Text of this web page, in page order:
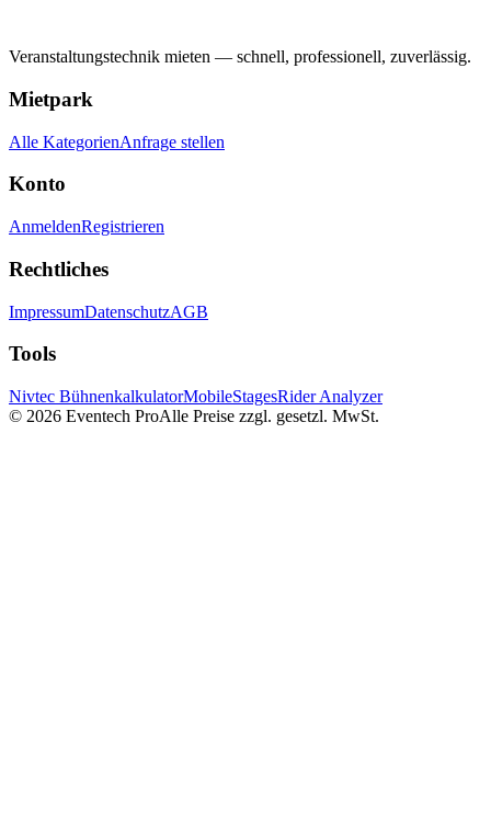
Veranstaltungstechnik mieten — schnell, professionell, zuverlässig.
Mietpark
Alle KategorienAnfrage stellen
Konto
AnmeldenRegistrieren
Rechtliches
ImpressumDatenschutzAGB
Tools
Nivtec BühnenkalkulatorMobileStagesRider Analyzer
© 2026 Eventech ProAlle Preise zzgl. gesetzl. MwSt.